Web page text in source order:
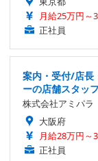
月給25万円～
正社員
案内・受付/店長
ーの店舗スタッ
株式会社アミパラ
大阪府
月給28万円～
正社員